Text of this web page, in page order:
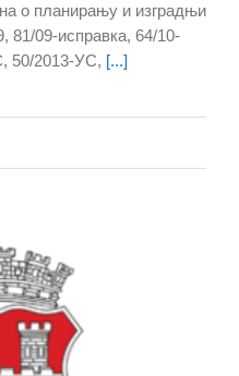
о планирању и изградњи
81/09-исправка, 64/10-
50/2013-УС, [...]